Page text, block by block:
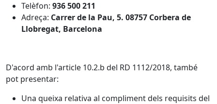
Telèfon: 936 500 211
Adreça: Carrer de la Pau, 5. 08757 Corbera de
Llobregat, Barcelona
D'acord amb l'article 10.2.b del RD 1112/2018, també
pot presentar:
Una queixa relativa al compliment dels requisits del